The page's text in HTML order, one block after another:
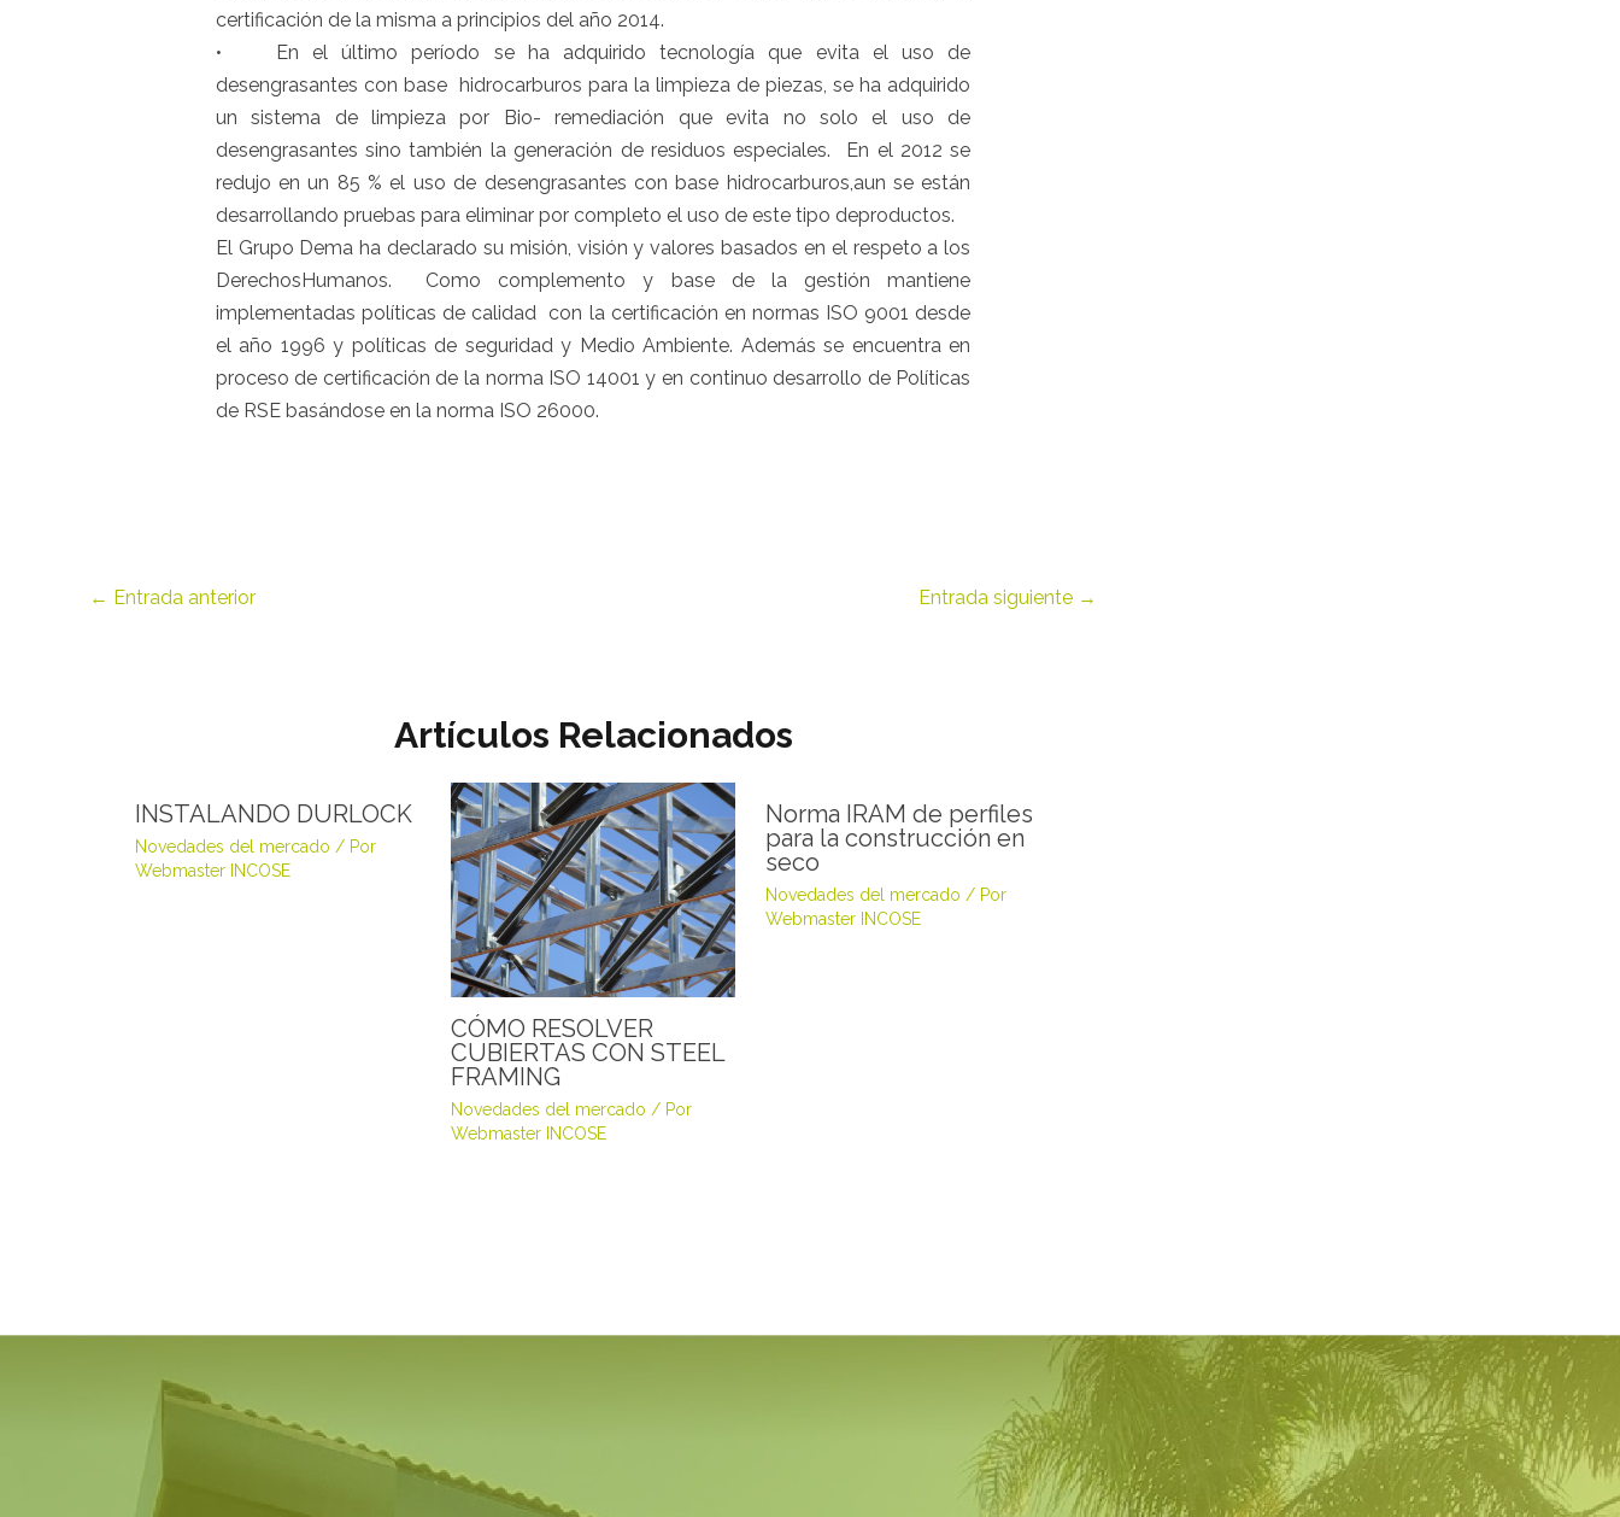
certificación de la misma a principios del año 2014.
• En el último período se ha adquirido tecnología que evita el uso de
desengrasantes con base hidrocarburos para la limpieza de piezas, se ha adquirido
un sistema de limpieza por Bio- remediación que evita no solo el uso de
desengrasantes sino también la generación de residuos especiales. En el 2012 se
redujo en un 85 % el uso de desengrasantes con base hidrocarburos,aun se están
desarrollando pruebas para eliminar por completo el uso de este tipo deproductos.
El Grupo Dema ha declarado su misión, visión y valores basados en el respeto a los
DerechosHumanos. Como complemento y base de la gestión mantiene
implementadas políticas de calidad con la certificación en normas ISO 9001 desde
el año 1996 y políticas de seguridad y Medio Ambiente. Además se encuentra en
proceso de certificación de la norma ISO 14001 y en continuo desarrollo de Políticas
de RSE basándose en la norma ISO 26000.
← Entrada anterior Entrada siguiente →
Artículos Relacionados
INSTALANDO DURLOCK
Novedades del mercado / Por
Webmaster INCOSE
CÓMO RESOLVER
CUBIERTAS CON STEEL
FRAMING
Novedades del mercado / Por
Webmaster INCOSE
Norma IRAM de perfiles
para la construcción en
seco
Novedades del mercado / Por
Webmaster INCOSE